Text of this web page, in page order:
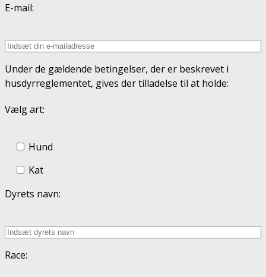
E-mail:
Under de gældende betingelser, der er beskrevet i
husdyrreglementet, gives der tilladelse til at holde:
Vælg art:
Hund
Kat
Dyrets navn:
Race: